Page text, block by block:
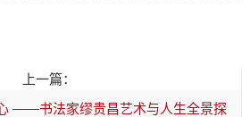
上一篇：
——书法家缪贵昌艺术与人生全景探